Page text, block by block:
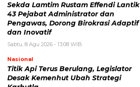
Sekda Lamtim Rustam Effendi Lantik
43 Pejabat Administrator dan
Pengawas, Dorong Birokrasi Adaptif
dan Inovatif
Sabtu, 8 Agu 2026 - 13:08 WIB
Nasional
Titik Api Terus Berulang, Legislator
Desak Kemenhut Ubah Strategi